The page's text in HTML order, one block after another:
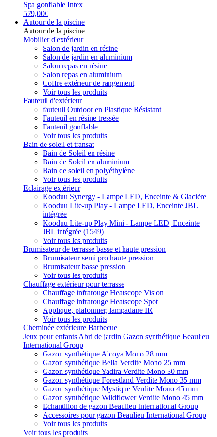
Spa gonflable Intex
579,00€
Autour de la piscine
Autour de la piscine
Mobilier d'extérieur
Salon de jardin en résine
Salon de jardin en aluminium
Salon repas en résine
Salon repas en aluminium
Coffre extérieur de rangement
Voir tous les produits
Fauteuil d'extérieur
fauteuil Outdoor en Plastique Résistant
Fauteuil en résine tressée
Fauteuil gonflable
Voir tous les produits
Bain de soleil et transat
Bain de Soleil en résine
Bain de Soleil en aluminium
Bain de soleil en polyéthylène
Voir tous les produits
Eclairage extérieur
Kooduu Synergy - Lampe LED, Enceinte & Glacière
Kooduu Lite-up Play - Lampe LED, Enceinte JBL
intégrée
Kooduu Lite-up Play Mini - Lampe LED, Enceinte
JBL intégrée (1549)
Voir tous les produits
Brumisateur de terrasse basse et haute pression
Brumisateur semi pro haute pression
Brumisateur basse pression
Voir tous les produits
Chauffage extérieur pour terrasse
Chauffage infrarouge Heatscope Vision
Chauffage infrarouge Heatscope Spot
Applique, plafonnier, lampadaire IR
Voir tous les produits
Cheminée extérieure Barbecue
Jeux pour enfants Abri de jardin Gazon synthétique Beaulieu
International Group
Gazon synthétique Alcoya Mono 28 mm
Gazon synthétique Bella Verdite Mono 25 mm
Gazon synthétique Yadira Verdite Mono 30 mm
Gazon synthétique Forestland Verdite Mono 35 mm
Gazon synthétique Mystique Verdite Mono 45 mm
Gazon synthétique Wildflower Verdite Mono 45 mm
Echantillon de gazon Beaulieu International Group
Accessoires pour gazon Beaulieu International Group
Voir tous les produits
Voir tous les produits